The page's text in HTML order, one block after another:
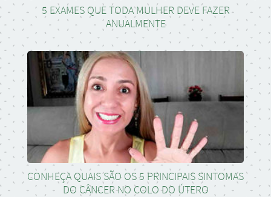
5 EXAMES QUE TODA MULHER DEVE FAZER
ANUALMENTE
CONHEÇA QUAIS SÃO OS 5 PRINCIPAIS SINTOMAS
DO CÂNCER NO COLO DO ÚTERO